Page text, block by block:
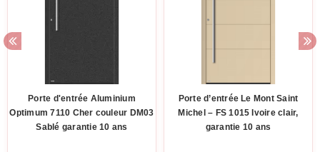
Porte d'entrée Aluminium
Optimum 7110 Cher couleur DM03
Sablé garantie 10 ans
Porte d’entrée Le Mont Saint
Michel – FS 1015 Ivoire clair,
garantie 10 ans